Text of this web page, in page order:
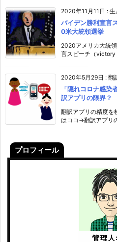
2020年11月11日 : 生
バイデン勝利宣言
0米大統領選挙
2020アメリカ大統
言スピーチ（victory
2020年5月29日 : 翻
「隠れコロナ感
訳アプリの限界？
翻訳アプリの精度を
はココ→翻訳アプリ
プロフィール